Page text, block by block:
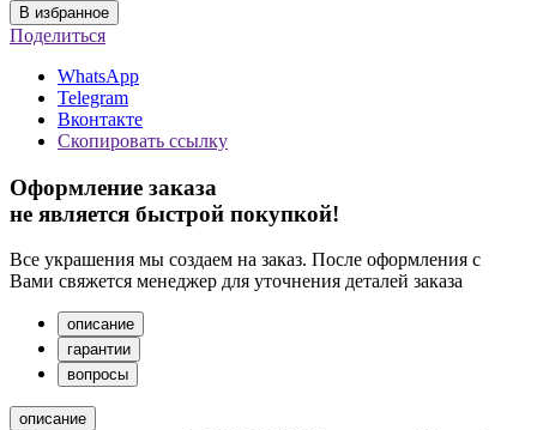
В избранное
Поделиться
WhatsApp
Telegram
Вконтакте
Скопировать ссылку
Оформление заказа
не является быстрой покупкой!
Все украшения мы создаем на заказ. После оформления с
Вами свяжется менеджер для уточнения деталей заказа
описание
гарантии
вопросы
описание